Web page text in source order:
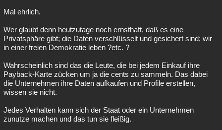
Mal ehrlich.
Wer glaubt denn heutzutage noch ernsthaft, daß es eine
Privatsphäre gibt; die Daten verschlüsselt und gesichert sind; wir
in einer freien Demokratie leben ?etc. ?
Wahrscheinlich sind das die Leute, die bei jedem Einkauf ihre
Payback-Karte zücken um ja die cents zu sammeln. Das dabei
die Unternehmen ihre Daten aufkaufen und Profile erstellen,
wissen sie nicht.
Jedes Verhalten kann sich der Staat oder ein Unternehmen
zunutze machen und das tun sie fleißig.